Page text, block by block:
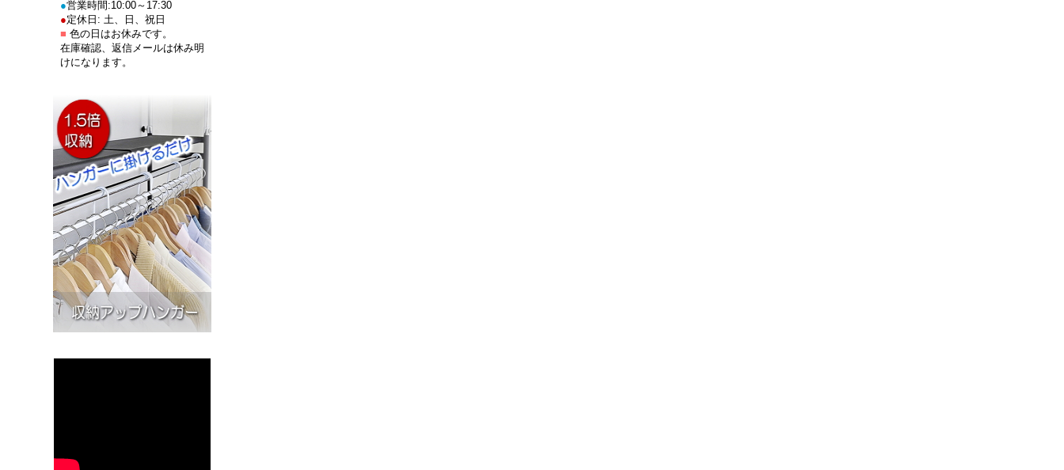
●営業時間:10:00～17:30
●定休日: 土、日、祝日
■ 色の日はお休みです。
在庫確認、返信メールは休み明
けになります。